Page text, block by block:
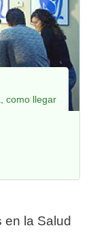
como llegar
en la Salud